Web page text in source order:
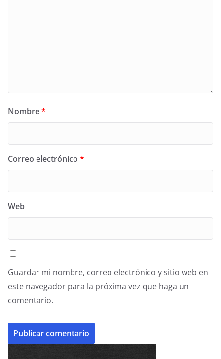
Nombre*
Correo electrónico *
Web
Guardar mi nombre, correo electrónico y sitio web en
este navegador para la próxima vez que haga un
comentario.